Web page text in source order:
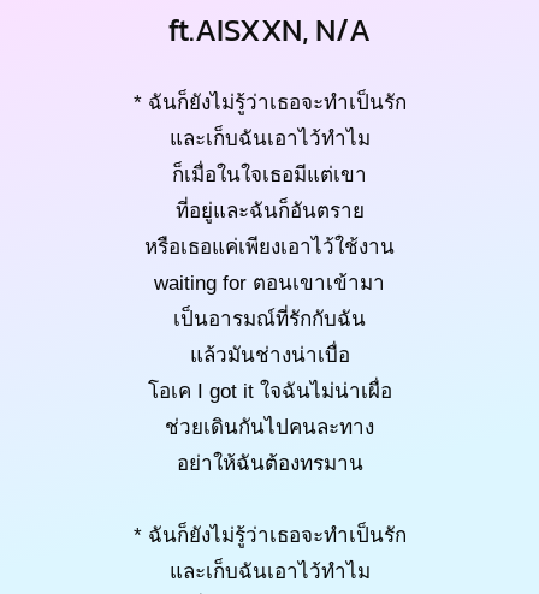
ft.AISXXN, N/A
* ฉันก็ยังไม่รู้ว่าเธอจะทำเป็นรัก
และเก็บฉันเอาไว้ทำไม
ก็เมื่อในใจเธอมีแต่เขา
ที่อยู่และฉันก็อันตราย
หรือเธอแค่เพียงเอาไว้ใช้งาน
waiting for ตอนเขาเข้ามา
เป็นอารมณ์ที่รักกับฉัน
แล้วมันช่างน่าเบื่อ
โอเค I got it ใจฉันไม่น่าเผื่อ
ช่วยเดินกันไปคนละทาง
อย่าให้ฉันต้องทรมาน
* ฉันก็ยังไม่รู้ว่าเธอจะทำเป็นรัก
และเก็บฉันเอาไว้ทำไม